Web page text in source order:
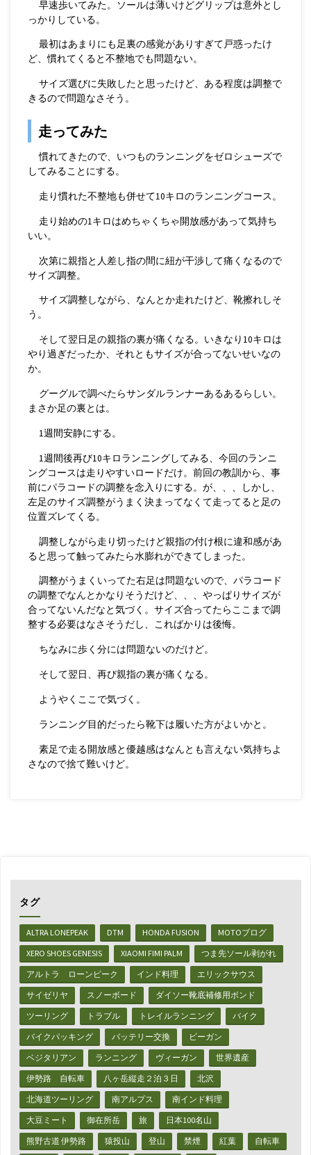
早速歩いてみた。ソールは薄いけどグリップは意外とし
っかりしている。
最初はあまりにも足裏の感覚がありすぎて戸惑ったけ
ど、慣れてくると不整地でも問題ない。
サイズ選びに失敗したと思ったけど、ある程度は調整で
きるので問題なさそう。
走ってみた
慣れてきたので、いつものランニングをゼロシューズで
してみることにする。
走り慣れた不整地も併せて10キロのランニングコース。
走り始めの1キロはめちゃくちゃ開放感があって気持ち
いい。
次第に親指と人差し指の間に紐が干渉して痛くなるので
サイズ調整。
サイズ調整しながら、なんとか走れたけど、靴擦れしそ
う。
そして翌日足の親指の裏が痛くなる。いきなり10キロは
やり過ぎだったか、それともサイズが合ってないせいなの
か。
グーグルで調べたらサンダルランナーあるあるらしい。
まさか足の裏とは。
1週間安静にする。
1週間後再び10キロランニングしてみる、今回のランニ
ングコースは走りやすいロードだけ。前回の教訓から、事
前にパラコードの調整を念入りにする。が、、、しかし、
左足のサイズ調整がうまく決まってなくて走ってると足の
位置ズレてくる。
調整しながら走り切ったけど親指の付け根に違和感があ
ると思って触ってみたら水膨れができてしまった。
調整がうまくいってた右足は問題ないので、パラコード
の調整でなんとかなりそうだけど、、、やっぱりサイズが
合ってないんだなと気づく。サイズ合ってたらここまで調
整する必要はなさそうだし、こればかりは後悔。
ちなみに歩く分には問題ないのだけど。
そして翌日、再び親指の裏が痛くなる。
ようやくここで気づく。
ランニング目的だったら靴下は履いた方がよいかと。
素足で走る開放感と優越感はなんとも言えない気持ちよ
さなので捨て難いけど。
タグ
ALTRA LONEPEAK DTM HONDA FUSION
MOTOブログ
XERO SHOES GENESIS
XIAOMI FIMI PALM
つま先ソール剥がれ
アルトラ ローンピーク
インド料理
エリックサウス
サイゼリヤ
スノーボード
ダイソー靴底補修用ボンド
ツーリング
トラブル トレイルランニング
バイク
バイクパッキング
バッテリー交換
ビーガン
ベジタリアン
ランニング ヴィーガン
世界遺産
伊勢路 自転車
八ヶ岳縦走２泊３日
北沢
北海道ツーリング
南アルプス
南インド料理
大豆ミート
御在所岳 旅
日本100名山
熊野古道 伊勢路
猿投山 登山 禁煙 紅葉
自転車